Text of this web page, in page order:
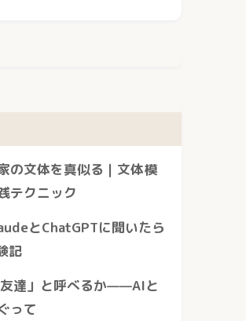
の文体を真似る｜文体模
テクニック
とChatGPTに聞いたら
記
達」と呼べるか——AIと
って